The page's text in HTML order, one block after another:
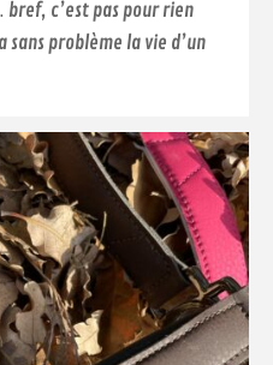
c’est pas pour rien
sans problème la vie d’un